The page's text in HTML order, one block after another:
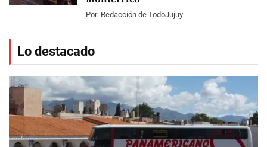
Por Redacción de TodoJujuy
Lo destacado